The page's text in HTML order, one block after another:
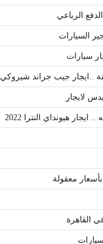
الرباعي
السيارات
سيارات
..ايجار جيب جراند شيروكي
لايجار
ايجار هيونداي النترا 2022
معقولة
القاهرة